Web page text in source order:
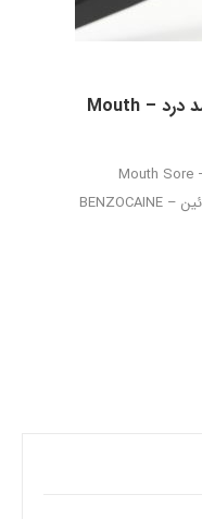
داروی غشای موکوسی دهانی ضد درد – Mouth
داروی غشای موکوسی دهانی ضد درد – Mouth Sore
mucous membrane نام ژنریک: بنزوکائین – BENZOCAINE